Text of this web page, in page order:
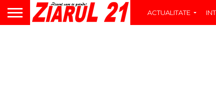
ACTUALITATE